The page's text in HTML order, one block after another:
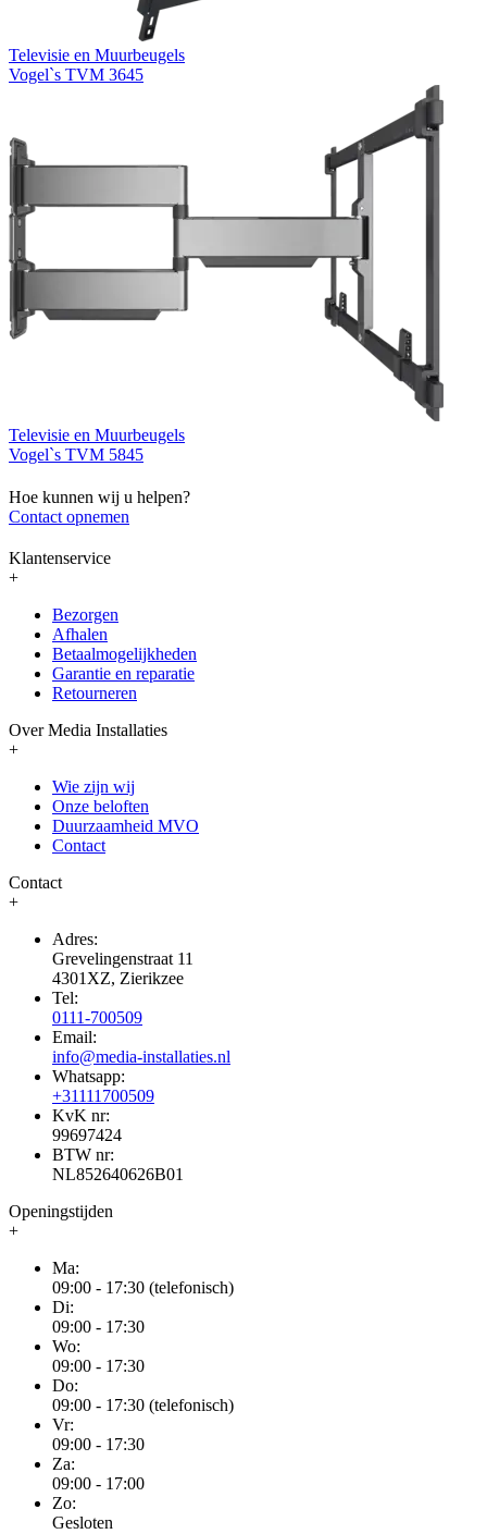
Televisie en Muurbeugels
Vogel`s TVM 3645
Televisie en Muurbeugels
Vogel`s TVM 5845
Hoe kunnen wij u helpen?
Contact opnemen
Klantenservice
+
Bezorgen
Afhalen
Betaalmogelijkheden
Garantie en reparatie
Retourneren
Over Media Installaties
+
Wie zijn wij
Onze beloften
Duurzaamheid MVO
Contact
Contact
+
Adres:
Grevelingenstraat 11
4301XZ, Zierikzee
Tel:
0111-700509
Email:
info@media-installaties.nl
Whatsapp:
+31111700509
KvK nr:
99697424
BTW nr:
NL852640626B01
Openingstijden
+
Ma:
09:00 - 17:30 (telefonisch)
Di:
09:00 - 17:30
Wo:
09:00 - 17:30
Do:
09:00 - 17:30 (telefonisch)
Vr:
09:00 - 17:30
Za:
09:00 - 17:00
Zo:
Gesloten